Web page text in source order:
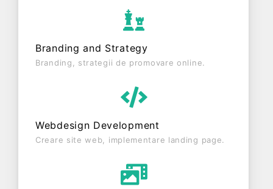
Branding and Strategy
Branding, strategii de promovare online.
Webdesign Development
Creare site web, implementare landing page.